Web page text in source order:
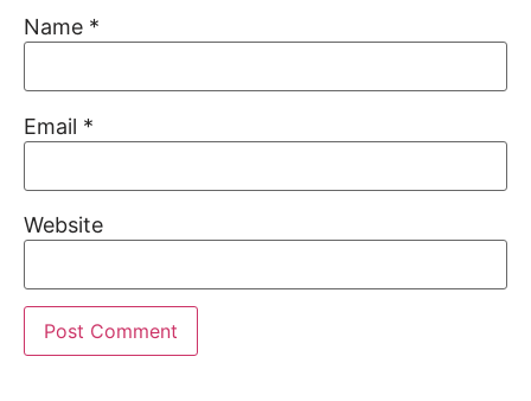
Name *
Email *
Website